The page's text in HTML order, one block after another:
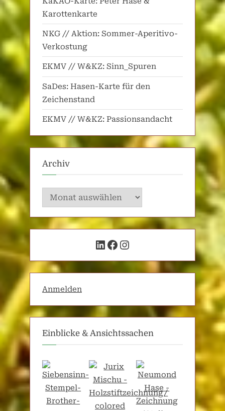
Karottenkarte
NKG // Aktion: Sommer-Aperitivo-
Verkostung
EKMV // W&KZ: Sinn_Spuren
SaDes: Hasen-Karte für den
Zeichenstand
EKMV // W&KZ: Passionsandacht
Archiv
Archiv
LinkedIn
Facebook
Instagram
Anmelden
Einblicke & Ansichtssachen